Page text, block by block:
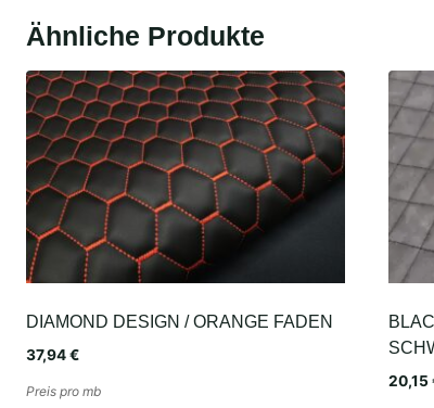
Ähnliche Produkte
DIAMOND DESIGN / ORANGE FADEN
37,94€
Preis pro mb
20,15